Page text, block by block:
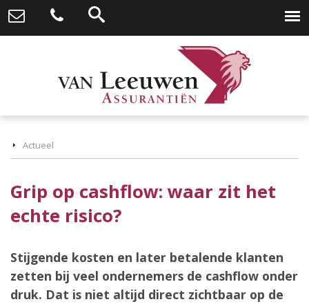
Actueel
Grip op cashflow: waar zit het
echte risico?
Stijgende kosten en later betalende klanten
zetten bij veel ondernemers de cashflow onder
druk. Dat is niet altijd direct zichtbaar op de